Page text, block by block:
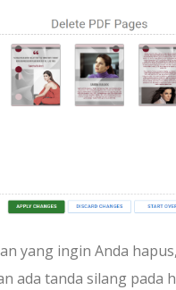
yang ingin Anda
ada tanda silang pada